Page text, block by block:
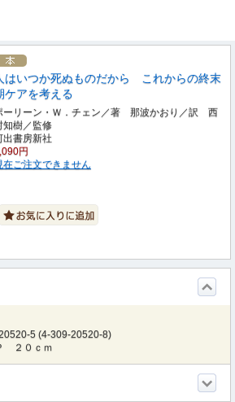
はいつか死ぬものだから これからの終末
ケアを考える
ーリーン・Ｗ．チェン／著 那波かおり／訳 西
知樹／監修
出書房新社
円
在ご注文できません
5 (4-309-20520-8)
２０ｃｍ